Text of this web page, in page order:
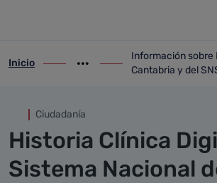
Información sobre
ir-a inicio
Inicio
Mostrar opciones del
ir-a Información
Información sobre
Cantabria y del
Ciudadanía
Historia Clínica
Sistema Nacional